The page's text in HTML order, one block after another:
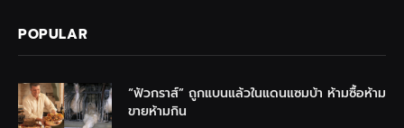
POPULAR
“ฟัวกราส์” ถูกแบนแล้วในแดนแซมบ้า ห้ามซื้อห้าม
ขายห้ามกิน